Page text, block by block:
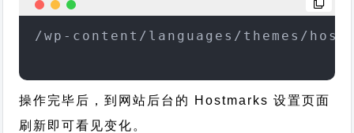
/wp-content/languages/themes/
操作完毕后，到网站后台的 Hostmarks 设置页面
刷新即可看见变化。